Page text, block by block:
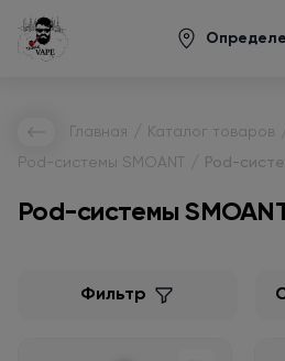
Главная Каталог товаров
Pod-системы SMOANT Pod-
Pod-системы
Фильтр